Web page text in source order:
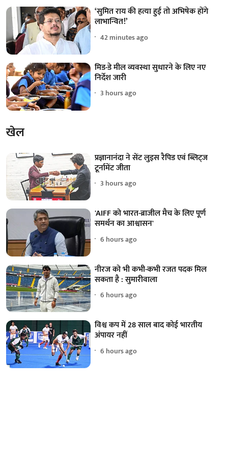
‘सुमित राय की हत्या हुई तो अभिषेक होंगे
लाभान्वित!’
42 minutes ago
मिड-डे मील व्यवस्था सुधारने के लिए नए
निर्देश जारी
3 hours ago
खेल
प्रज्ञानानंदा ने सेंट लुइस रैपिड एवं ब्लिट्ज
टूर्नामेंट जीता
3 hours ago
'AIFF को भारत-ब्राजील मैच के लिए पूर्ण
समर्थन का आश्वासन'
6 hours ago
नीरज को भी कभी-कभी रजत पदक मिल
सकता है : सुमारीवाला
6 hours ago
विश्व कप में 28 साल बाद कोई भारतीय
अंपायर नहीं
6 hours ago